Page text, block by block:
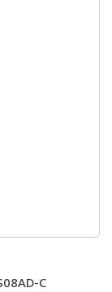
C